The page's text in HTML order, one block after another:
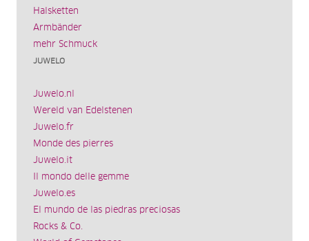
Halsketten
Armbänder
mehr Schmuck
JUWELO
Juwelo.nl
Wereld van Edelstenen
Juwelo.fr
Monde des pierres
Juwelo.it
Il mondo delle gemme
Juwelo.es
El mundo de las piedras preciosas
Rocks & Co.